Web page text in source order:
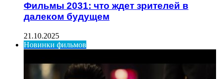
Фильмы 2031: что ждет зрителей в
далеком будущем
21.10.2025
Новинки фильмов